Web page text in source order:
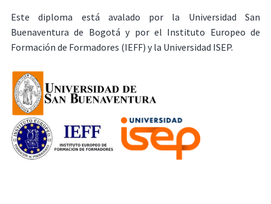
Este diploma está avalado por la Universidad San
Buenaventura de Bogotá y por el Instituto Europeo de
Formación de Formadores (IEFF) y la Universidad ISEP.